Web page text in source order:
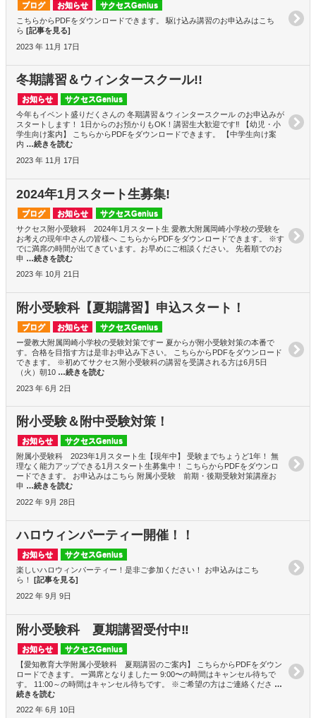
ブログ お知らせ
サクセスGenius
こちらからPDFをダウンロードできます。 駆け込み講習のお申込みはこち
ら [記事を見る]
2023 年 11月 17日
冬期講習＆ウィンタースクール!!
お知らせ
サクセスGenius
今年もイベント盛りだくさんの 冬期講習＆ウィンタースクール のお申込みが
スタートします！ 1日からのお預かりもOK！講習生大歓迎です‼ 【幼児・小
学生向け案内】 こちらからPDFをダウンロードできます。 【中学生向け案
内 …続きを読む
2023 年 11月 17日
2024年1月スタート生募集!
ブログ お知らせ
サクセスGenius
サクセス附小受験科 2024年1月スタート生 愛教大附属岡崎小学校の受験を
お考えの現年中さんの皆様へ こちらからPDFをダウンロードできます。 ※す
でに満席の時間が出てきています。お早めにご相談ください。 先着順でのお
申 …続きを読む
2023 年 10月 21日
附小受験科【夏期講習】申込スタート！
ブログ お知らせ
サクセスGenius
ー愛教大附属岡崎小学校の受験対策ですー 夏からが附小受験対策の本番で
す。合格を目指す方は是非お申込み下さい。 こちらからPDFをダウンロード
できます。 ※初めてサクセス附小受験科の講習を受講される方は6月5日
（火）朝10 …続きを読む
2023 年 6月 2日
附小受験＆附中受験対策！
お知らせ
サクセスGenius
附属小受験科 2023年1月スタート生【現年中】 受験までちょうど1年！ 無
理なく能力アップできる1月スタート生募集中！ こちらからPDFをダウンロ
ードできます。 お申込みはこちら 附属小受験 前期・後期受験対策講座お
申 …続きを読む
2022 年 9月 28日
ハロウィンパーティー開催！！
お知らせ
サクセスGenius
楽しいハロウィンパーティー！是非ご参加ください！ お申込みはこち
ら！
[記事を見る]
2022 年 9月 9日
附小受験科 夏期講習受付中‼
お知らせ
サクセスGenius
【愛知教育大学附属小受験科 夏期講習のご案内】 こちらからPDFをダウン
ロードできます。 ー満席となりましたー 9:00〜の時間はキャンセル待ちで
す。 11:00～の時間はキャンセル待ちです。 ※ご希望の方はご連絡くださ …
続きを読む
2022 年 6月 10日